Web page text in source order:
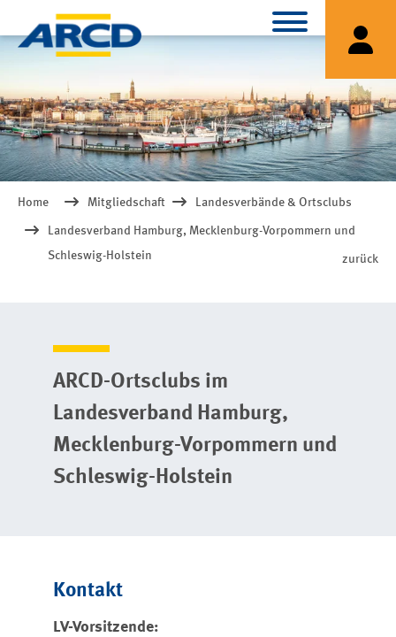
Home Mitgliedschaft Landesverbände & Ortsclubs
Landesverband Hamburg, Mecklenburg-Vorpommern und
Schleswig-Holstein
zurück
ARCD-Ortsclubs im
Landesverband Hamburg,
Mecklenburg-Vorpommern und
Schleswig-Holstein
Kontakt
LV-Vorsitzende: